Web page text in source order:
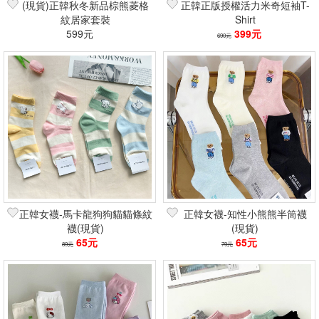
(現貨)正韓秋冬新品棕熊菱格
紋居家套裝
599元
正韓正版授權活力米奇短袖T-
Shirt
690元 399元
正韓女襪-馬卡龍狗狗貓貓條紋
襪(現貨)
89元 65元
正韓女襪-知性小熊熊半筒襪
(現貨)
79元 65元